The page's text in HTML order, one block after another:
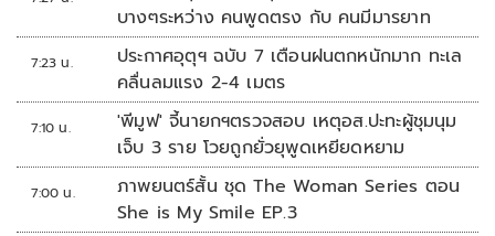
บางๆระหว่าง คนพูดตรง กับ คนมีมารยาท
7:23 น.
ประกาศอุตุฯ ฉบับ 7 เตือนฝนตกหนักมาก ทะเล
คลื่นลมแรง 2-4 เมตร
7:10 น.
'พีมูฟ' จี้นายกฯตรวจสอบ เหตุอส.ปะทะผู้ชุมนุม
เจ็บ 3 ราย โวยถูกยั่วยุพูดเหยียดหยาม
7:00 น.
ภาพยนตร์สั้น ชุด The Woman Series ตอน
She is My Smile EP.3